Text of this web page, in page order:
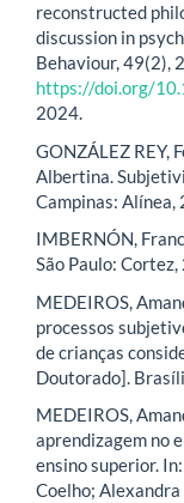
reconstructed
discussion in
Behaviour, 49(2),
https://doi.org/
2024.
GONZÁLEZ REY,
Albertina.
Campinas: Alínea,
IMBERNÓN,
São Paulo:
MEDEIROS,
processos
de crianças
Doutorado].
MEDEIROS,
aprendizagem no
ensino superior.
Coelho; Alexandra